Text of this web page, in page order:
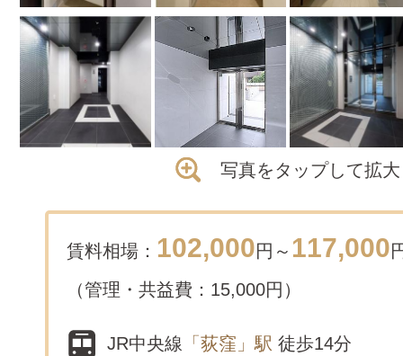
写真をタップして拡大
賃料相場： 102,000円～ 117,000
（管理・共益費：15,000円）
JR中央線 「荻窪」駅 徒歩14分